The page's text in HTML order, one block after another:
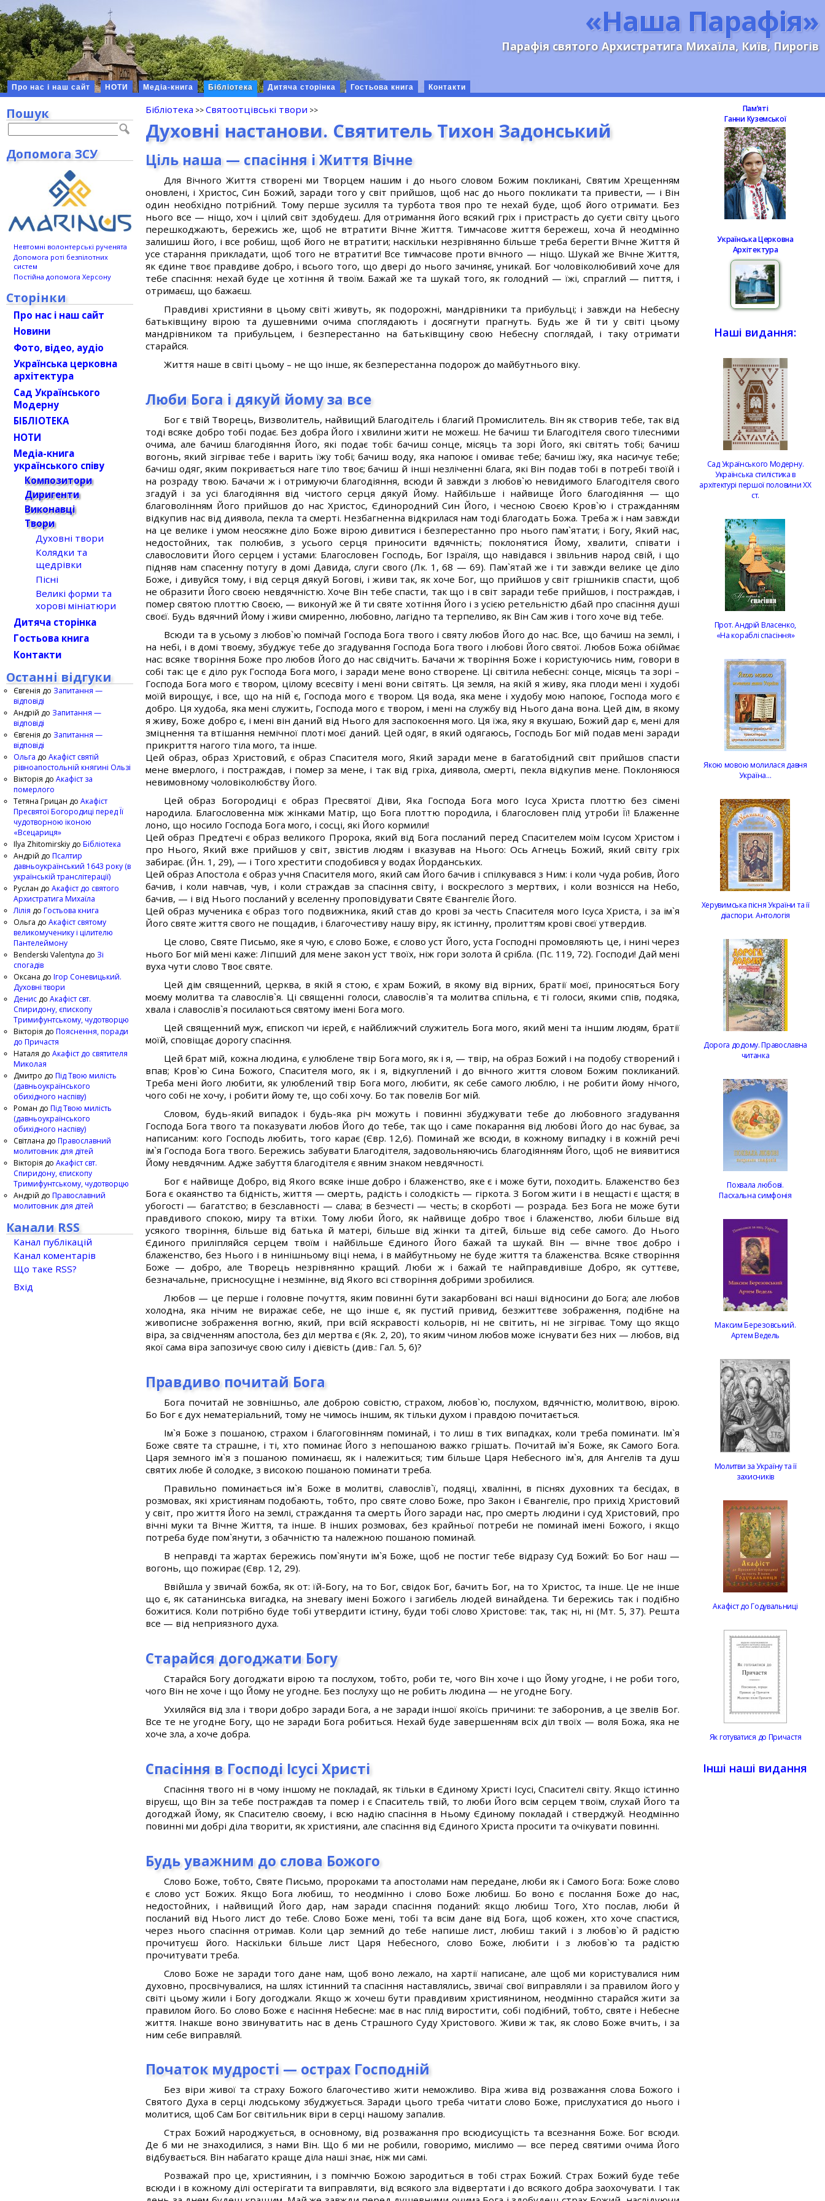
«Наша Парафія»
Парафія святого Архистратига Михаїла, Київ, Пирогів
Про нас і наш сайт НОТИ Медіа-книга Бібліотека Дитяча сторінка Гостьова книга Контакти
Бібліотека Святоотцівські твори
Духовні настанови. Святитель Тихон Задонський
Ціль наша — спасіння і Життя Вічне
Для Вічного Життя створені ми Творцем нашим і до нього словом Божим покликані, Святим Хрещенням
оновлені, і Христос, Син Божий, заради того у світ прийшов, щоб нас до нього покликати та привести, — і Він
один необхідно потрібний. Тому перше зусилля та турбота твоя про те нехай буде, щоб його отримати. Без
нього все — ніщо, хоч і цілий світ здобудеш. Для отримання його всякий гріх і пристрасть до суєти світу цього
перешкоджають, бережись же, щоб не втратити Вічне Життя. Тимчасове життя бережеш, хоча й неодмінно
залишиш його, і все робиш, щоб його не втратити; наскільки незрівнянно більше треба берегти Вічне Життя й
усе старання прикладати, щоб того не втратити! Все тимчасове проти вічного — ніщо. Шукай же Вічне Життя,
як єдине твоє правдиве добро, і всього того, що двері до нього зачиняє, уникай. Бог чоловіколюбивий хоче для
тебе спасіння: нехай буде це хотіння й твоїм. Бажай же та шукай того, як голодний — їжі, спраглий — пиття, і
отримаєш, що бажаєш.
Правдиві християни в цьому світі живуть, як подорожні, мандрівники та прибульці; і завжди на Небесну
батьківщину вірою та душевними очима споглядають і досягнути прагнуть. Будь же й ти у світі цьому
мандрівником та прибульцем, і безперестанно на батьківщину свою Небесну споглядай, і таку отримати
старайся.
Життя наше в світі цьому – не що інше, як безперестанна подорож до майбутнього віку.
Люби Бога і дякуй йому за все
Бог є твій Творець, Визволитель, найвищий Благодітель і благий Промислитель. Він як створив тебе, так від
тоді всяке добро тобі подає. Без добра Його і хвилини жити не можеш. Не бачиш ти Благодітеля свого тілесними
очима, але бачиш благодіяння Його, які подає тобі: бачиш сонце, місяць та зорі Його, які світять тобі; бачиш
вогонь, який зігріває тебе і варить їжу тобі; бачиш воду, яка напоює і омиває тебе; бачиш їжу, яка насичує тебе;
бачиш одяг, яким покривається наге тіло твоє; бачиш й інші незліченні блага, які Він подав тобі в потребі твоїй і
на розраду твою. Бачачи ж і отримуючи благодіяння, всюди й завжди з любов`ю невидимого Благодітеля свого
згадуй і за усі благодіяння від чистого серця дякуй Йому. Найбільше і найвище Його благодіяння — що
благоволінням Його прийшов до нас Христос, Єдинородний Син Його, і чесною Своєю Кров`ю і стражданням
відкупив нас від диявола, пекла та смерті. Незбагненна відкрилася нам тоді благодать Божа. Треба ж і нам завжди
на це велике і умом неосяжне діло Боже вірою дивитися і безперестанно про нього пам`ятати; і Богу, Який нас,
недостойних, так полюбив, з усього серця приносити вдячність; поклонятися Йому, хвалити, співати і
славословити Його серцем і устами: Благословен Господь, Бог Ізраїля, що навідався і звільнив народ свій, і що
підняв нам спасенну потугу в домі Давида, слуги свого (Лк. 1, 68 — 69). Пам`ятай же і ти завжди велике це діло
Боже, і дивуйся тому, і від серця дякуй Богові, і живи так, як хоче Бог, що прийшов у світ грішників спасти, щоб
не образити Його своєю невдячністю. Хоче Він тебе спасти, так що і в світ заради тебе прийшов, і постраждав, і
помер святою плоттю Своєю, — виконуй же й ти святе хотіння Його і з усією ретельністю дбай про спасіння душі
своєї. Будь вдячний Йому і живи смиренно, любовно, лагідно та терпеливо, як Він Сам жив і того хоче від тебе.
Всюди та в усьому з любов`ю помічай Господа Бога твого і святу любов Його до нас. Все, що бачиш на землі, і
на небі, і в домі твоєму, збуджує тебе до згадування Господа Бога твого і любові Його святої. Любов Божа обіймає
нас: всяке творіння Боже про любов Його до нас свідчить. Бачачи ж творіння Боже і користуючись ним, говори в
собі так: це є діло рук Господа Бога мого, і заради мене воно створене. Ці світила небесні: сонце, місяць та зорі –
Господа Бога мого є твором, цілому всесвіту і мені вони світять. Ця земля, на якій я живу, яка плоди мені і худобі
моїй вирощує, і все, що на ній є, Господа мого є твором. Ця вода, яка мене і худобу мою напоює, Господа мого є
добро. Ця худоба, яка мені служить, Господа мого є твором, і мені на службу від Нього дана вона. Цей дім, в якому
я живу, Боже добро є, і мені він даний від Нього для заспокоєння мого. Ця їжа, яку я вкушаю, Божий дар є, мені для
зміцнення та втішання немічної плоті моєї даний. Цей одяг, в який одягаюсь, Господь Бог мій подав мені заради
прикриття нагого тіла мого, та інше.
Цей образ, образ Христовий, є образ Спасителя мого, Який заради мене в багатобідний світ прийшов спасти
мене вмерлого, і постраждав, і помер за мене, і так від гріха, диявола, смерті, пекла відкупив мене. Поклоняюся
невимовному чоловіколюбству Його.
Цей образ Богородиці є образ Пресвятої Діви, Яка Господа Бога мого Ісуса Христа плоттю без сімені
народила. Благословенна між жінками Матір, що Бога плоттю породила, і благословен плід утроби Її! Блаженне
лоно, що носило Господа Бога мого, і сосці, які Його кормили!
Цей образ Предтечі є образ великого Пророка, який від Бога посланий перед Спасителем моїм Ісусом Христом і
про Нього, Який вже прийшов у світ, звістив людям і вказував на Нього: Ось Агнець Божий, який світу гріх
забирає. (Йн. 1, 29), — і Того хрестити сподобився у водах Йорданських.
Цей образ Апостола є образ учня Спасителя мого, який сам Його бачив і спілкувався з Ним: і коли чуда робив, Його
бачив, і коли навчав, чув, і коли страждав за спасіння світу, і воскреслого з мертвих, і коли вознісся на Небо,
бачив, — і від Нього посланий у вселенну проповідувати Святе Євангеліє Його.
Цей образ мученика є образ того подвижника, який став до крові за честь Спасителя мого Ісуса Христа, і за ім`я
Його святе життя свого не пощадив, і благочестиву нашу віру, як істинну, пролиттям крові своєї утвердив.
Це слово, Святе Письмо, яке я чую, є слово Боже, є слово уст Його, уста Господні промовляють це, і нині через
нього Бог мій мені каже: Ліпший для мене закон уст твоїх, ніж гори золота й срібла. (Пс. 119, 72). Господи! Дай мені
вуха чути слово Твоє святе.
Цей дім священний, церква, в якій я стою, є храм Божий, в якому від вірних, братії моєї, приносяться Богу
моєму молитва та славослів`я. Ці священні голоси, славослів`я та молитва спільна, є ті голоси, якими спів, подяка,
хвала і славослів`я посилаються святому імені Бога мого.
Цей священний муж, єпископ чи ієрей, є найближчий служитель Бога мого, який мені та іншим людям, братії
моїй, сповіщає дорогу спасіння.
Цей брат мій, кожна людина, є улюблене твір Бога мого, як і я, — твір, на образ Божий і на подобу створений і
впав; Кров`ю Сина Божого, Спасителя мого, як і я, відкуплений і до вічного життя словом Божим покликаний.
Треба мені його любити, як улюблений твір Бога мого, любити, як себе самого люблю, і не робити йому нічого,
чого собі не хочу, і робити йому те, що собі хочу. Бо так повелів Бог мій.
Словом, будь-який випадок і будь-яка річ можуть і повинні збуджувати тебе до любовного згадування
Господа Бога твого та показувати любов Його до тебе, так що і саме покарання від любові Його до нас буває, за
написаним: кого Господь любить, того карає (Євр. 12,6). Поминай же всюди, в кожному випадку і в кожній речі
ім`я Господа Бога твого. Бережись забувати Благодітеля, задовольняючись благодіянням Його, щоб не виявитися
Йому невдячним. Адже забуття благодітеля є явним знаком невдячності.
Бог є найвище Добро, від Якого всяке інше добро і блаженство, яке є і може бути, походить. Блаженство без
Бога є окаянство та бідність, життя — смерть, радість і солодкість — гіркота. З Богом жити і в нещасті є щастя; в
убогості — багатство; в безславності — слава; в безчесті — честь; в скорботі — розрада. Без Бога не може бути
правдивого спокою, миру та втіхи. Тому люби Його, як найвище добро твоє і блаженство, люби більше від
усякого творіння, більше від батька й матері, більше від жінки та дітей, більше від себе самого. До Нього
Єдиного приліпляйся серцем твоїм і найбільше Єдиного Його бажай та шукай. Він — вічне твоє добро і
блаженство, без Нього і в нинішньому віці нема, і в майбутньому не буде життя та блаженства. Всяке створіння
Боже — добро, але Творець незрівнянно кращий. Люби ж і бажай те найправдивіше Добро, як суттєве,
безначальне, присносущне і незмінне, від Якого всі створіння добрими зробилися.
Любов — це перше і головне почуття, яким повинні бути закарбовані всі наші відносини до Бога; але любов
холодна, яка нічим не виражає себе, не що інше є, як пустий привид, безжиттєве зображення, подібне на
живописне зображення вогню, який, при всій яскравості кольорів, ні не світить, ні не зігріває. Тому що якщо
віра, за свідченням апостола, без діл мертва є (Як. 2, 20), то яким чином любов може існувати без них — любов, від
якої сама віра запозичує свою силу і дієвість (див.: Гал. 5, 6)?
Правдиво почитай Бога
Бога почитай не зовнішньо, але доброю совістю, страхом, любов`ю, послухом, вдячністю, молитвою, вірою.
Бо Бог є дух нематеріальний, тому не чимось іншим, як тільки духом і правдою почитається.
Ім`я Боже з пошаною, страхом і благоговінням поминай, і то лиш в тих випадках, коли треба поминати. Ім`я
Боже святе та страшне, і ті, хто поминає Його з непошаною важко грішать. Почитай ім`я Боже, як Самого Бога.
Царя земного ім`я з пошаною поминаєш, як і належиться; тим більше Царя Небесного ім`я, для Ангелів та душ
святих любе й солодке, з високою пошаною поминати треба.
Правильно поминається ім`я Боже в молитві, славослів`ї, подяці, хвалінні, в піснях духовних та бесідах, в
розмовах, які християнам подобають, тобто, про святе слово Боже, про Закон і Євангеліє, про прихід Христовий
у світ, про життя Його на землі, страждання та смерть Його заради нас, про смерть людини і суд Христовий, про
вічні муки та Вічне Життя, та інше. В інших розмовах, без крайньої потреби не поминай імені Божого, і якщо
потреба буде пом`янути, з обачністю та належною пошаною поминай.
В неправді та жартах бережись пом`янути ім`я Боже, щоб не постиг тебе відразу Суд Божий: Бо Бог наш —
вогонь, що пожирає (Євр. 12, 29).
Ввійшла у звичай божба, як от: їй-Богу, на то Бог, свідок Бог, бачить Бог, на то Христос, та інше. Це не інше
що є, як сатанинська вигадка, на зневагу імені Божого і загибель людей винайдена. Ти бережись так і подібно
божитися. Коли потрібно буде тобі утвердити істину, буди тобі слово Христове: так, так; ні, ні (Мт. 5, 37). Решта
все — від неприязного духа.
Старайся догоджати Богу
Старайся Богу догоджати вірою та послухом, тобто, роби те, чого Він хоче і що Йому угодне, і не роби того,
чого Він не хоче і що Йому не угодне. Без послуху що не робить людина — не угодне Богу.
Ухиляйся від зла і твори добро заради Бога, а не заради іншої якоїсь причини: те заборонив, а це звелів Бог.
Все те не угодне Богу, що не заради Бога робиться. Нехай буде завершенням всіх діл твоїх — воля Божа, яка не
хоче зла, а хоче добра.
Спасіння в Господі Ісусі Христі
Спасіння твого ні в чому іншому не покладай, як тільки в Єдиному Христі Ісусі, Спасителі світу. Якщо істинно
віруєш, що Він за тебе постраждав та помер і є Спаситель твій, то люби Його всім серцем твоїм, слухай Його та
догоджай Йому, як Спасителю своєму, і всю надію спасіння в Ньому Єдиному покладай і стверджуй. Неодмінно
повинні ми добрі діла творити, як християни, але спасіння від Єдиного Христа просити та очікувати повинні.
Будь уважним до слова Божого
Слово Боже, тобто, Святе Письмо, пророками та апостолами нам передане, люби як і Самого Бога: Боже слово
є слово уст Божих. Якщо Бога любиш, то неодмінно і слово Боже любиш. Бо воно є послання Боже до нас,
недостойних, і найвищий Його дар, нам заради спасіння поданий: якщо любиш Того, Хто послав, люби й
посланий від Нього лист до тебе. Слово Боже мені, тобі та всім дане від Бога, щоб кожен, хто хоче спастися,
через нього спасіння отримав. Коли цар земний до тебе напише лист, любиш такий і з любов`ю й радістю
прочитуєш його. Наскільки більше лист Царя Небесного, слово Боже, любити і з любов`ю та радістю
прочитувати треба.
Слово Боже не заради того дане нам, щоб воно лежало, на хартії написане, але щоб ми користувалися ним
духовно, просвічувалися, на шлях істинний та спасіння наставлялись, звичаї свої виправляли і за правилом його у
світі цьому жили і Богу догоджали. Якщо ж хочеш бути правдивим християнином, неодмінно старайся жити за
правилом його. Бо слово Боже є насіння Небесне: має в нас плід виростити, собі подібний, тобто, святе і Небесне
життя. Інакше воно звинуватить нас в день Страшного Суду Христового. Живи ж так, як слово Боже вчить, і за
ним себе виправляй.
Початок мудрості — острах Господній
Без віри живої та страху Божого благочестиво жити неможливо. Віра жива від розважання слова Божого і
Святого Духа в серці людському збуджується. Заради цього треба читати слово Боже, прислухатися до нього і
молитися, щоб Сам Бог світильник віри в серці нашому запалив.
Страх Божий народжується, в основному, від розважання про всюдисущість та всезнання Боже. Бог всюди.
Де б ми не знаходилися, з нами Він. Що б ми не робили, говоримо, мислимо — все перед святими очима Його
відбувається. Він набагато краще діла наші знає, ніж ми самі.
Розважай про це, християнин, і з поміччю Божою зародиться в тобі страх Божий. Страх Божий буде тебе
всюди і в кожному ділі остерігати та виправляти, від всякого зла відвертати і до всякого добра заохочувати. І так
Пошук
Допомога ЗСУ
Невтомні волонтерські рученята
Допомога роті безпілотних
систем
Постійна допомога Херсону
Сторінки
Про нас і наш сайт
Новини
Фото, відео, аудіо
Українська церковна
архітектура
Сад Українського
Модерну
БІБЛІОТЕКА
НОТИ
Медіа-книга
українського співу
Композитори
Диригенти
Виконавці
Твори
Духовні твори
Колядки та
щедрівки
Пісні
Великі форми та
хорові мініатюри
Дитяча сторінка
Гостьова книга
Контакти
Останні відгуки
Євгенія до Запитання —
відповіді
Андрій до Запитання —
відповіді
Євгенія до Запитання —
відповіді
Ольга до Акафіст святій
рівноапостольній княгині Ользі
Вікторія до Акафіст за
померлого
Тетяна Грицан до Акафіст
Пресвятої Богородиці перед Її
чудотворною іконою
«Всецариця»
Ilya Zhitomirskiy до Бібліотека
Андрій до Псалтир
давньоукраїнський 1643 року (в
українській транслітерації)
Руслан до Акафіст до святого
Архистратига Михаїла
Лілія до Гостьова книга
Ольга до Акафіст святому
великомученику і цілителю
Пантелеймону
Benderski Valentyna до Зі
спогадів
Оксана до Ігор Соневицький.
Духовні твори
Денис до Акафіст свт.
Спиридону, єпископу
Тримифунтському, чудотворцю
Вікторія до Пояснення, поради
до Причастя
Наталя до Акафіст до святителя
Миколая
Дмитро до Під Твою милість
(давньоукраїнського
обихідного наспіву)
Роман до Під Твою милість
(давньоукраїнського
обихідного наспіву)
Світлана до Православний
молитовник для дітей
Вікторія до Акафіст свт.
Спиридону, єпископу
Тримифунтському, чудотворцю
Андрій до Православний
молитовник для дітей
Канали RSS
Канал публікацій
Канал коментарів
Що таке RSS?
Вхід
Памʼяті
Ганни Куземської
Українська Церковна
Архітектура
Наші видання:
Сад Українського Модерну.
Українська стилістика в
архітектурі першої половини ХХ
ст.
Прот. Андрій Власенко,
«На кораблі спасіння»
Якою мовою молилася давня
Україна…
Херувимська пісня України та її
діаспори. Антологія
Дорога додому. Православна
читанка
Похвала любові.
Пасхальна симфонія
Максим Березовський.
Артем Ведель
Молитви за Україну та її
захисників
Акафіст до Годувальниці
Як готуватися до Причастя
Інші наші видання